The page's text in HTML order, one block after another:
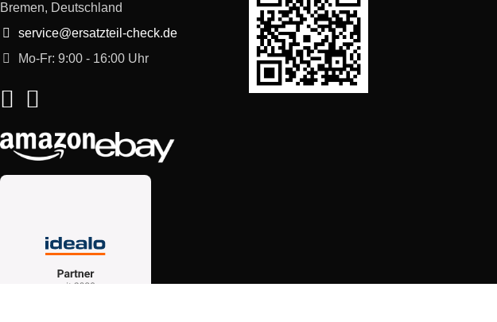
Bremen, Deutschland
service@ersatzteil-check.de
Mo-Fr: 9:00 - 16:00 Uhr